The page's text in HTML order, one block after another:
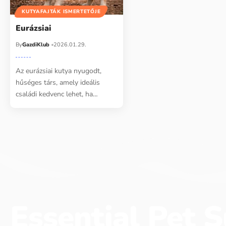
KUTYAFAJTÁK ISMERTETŐJE
Eurázsiai
ByGazdiKlub 2026.01.29.
Az eurázsiai kutya nyugodt,
hűséges társ, amely ideális
családi kedvenc lehet, ha…